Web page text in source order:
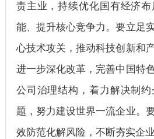
责主业，持续优化国有经济
能、提升核心竞争力。要立足
心技术攻关，推动科技创新和
进一步深化改革，完善中国特
公司治理结构，着力解决制
题，努力建设世界一流企业。
效防范化解风险，不断夯实企